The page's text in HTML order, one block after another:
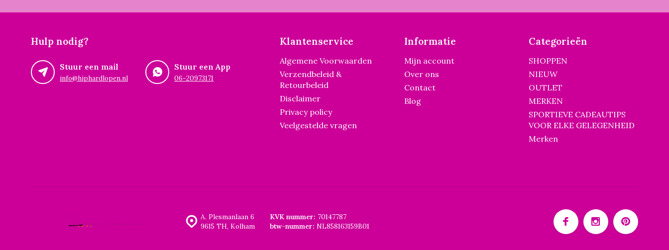
Hulp nodig?
Stuur een mail
info@hiphardlopen.nl
Stuur een App
06-20973171
Klantenservice
Algemene Voorwaarden
Verzendbeleid &
Retourbeleid
Disclaimer
Privacy policy
Veelgestelde vragen
Informatie
Mijn account
Over ons
Contact
Blog
Categorieën
SHOPPEN
NIEUW
OUTLET
MERKEN
SPORTIEVE CADEAUTIPS
VOOR ELKE GELEGENHEID
Merken
A. Plesmanlaan 6
9615 TH, Kolham
KVK nummer: 70147787
btw-nummer: NL858163159B01